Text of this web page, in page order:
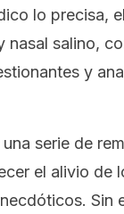
lo precisa,
nasal salino,
y
serie de
el alivio de
Sin